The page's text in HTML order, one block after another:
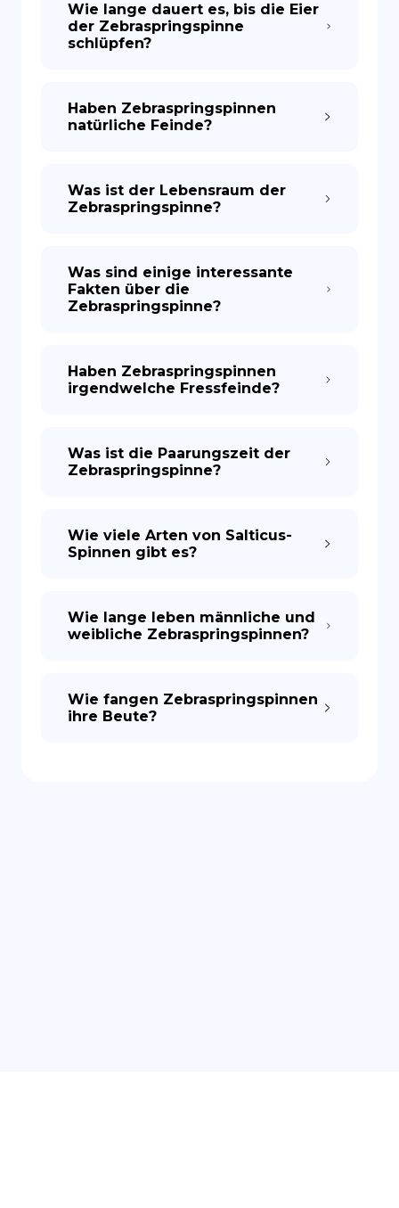
Wie lange dauert es, bis die Eier
der Zebraspringspinne
schlüpfen?
Haben Zebraspringspinnen
natürliche Feinde?
Was ist der Lebensraum der
Zebraspringspinne?
Was sind einige interessante
Fakten über die
Zebraspringspinne?
Haben Zebraspringspinnen
irgendwelche Fressfeinde?
Was ist die Paarungszeit der
Zebraspringspinne?
Wie viele Arten von Salticus-
Spinnen gibt es?
Wie lange leben männliche und
weibliche Zebraspringspinnen?
Wie fangen Zebraspringspinnen
ihre Beute?